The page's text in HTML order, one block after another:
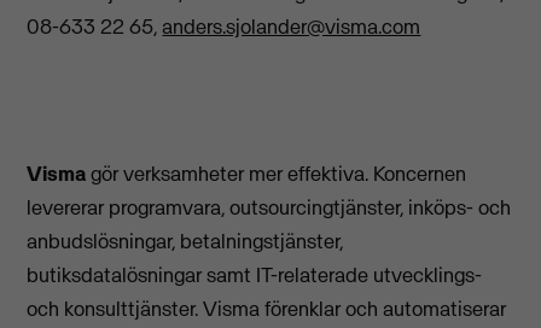
08-633 22 65,anders.sjolander@visma.com
Vismagör verksamheter mer effektiva. Koncernen
levererar programvara, outsourcingtjänster, inköps- och
anbudslösningar, betalningstjänster,
butiksdatalösningar samt IT-relaterade utvecklings-
och konsulttjänster. Visma förenklar och automatiserar